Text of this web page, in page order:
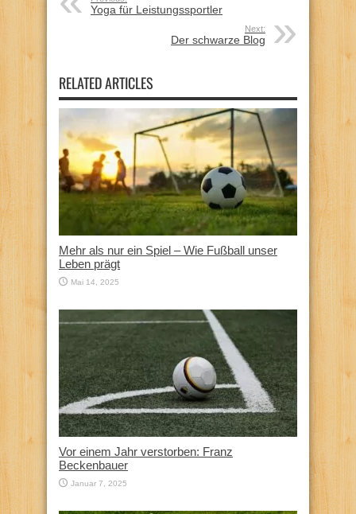
Yoga für Leistungssportler
Next:
Der schwarze Blog
RELATED ARTICLES
Mehr als nur ein Spiel – Wie Fußball unser
Leben prägt
Mai 14, 2025
Vor einem Jahr verstorben: Franz
Beckenbauer
Januar 7, 2025